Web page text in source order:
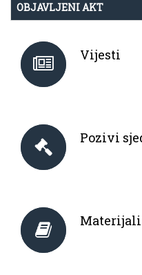
OBJAVLJENI AKT
Vijesti
Pozivi
Materijali